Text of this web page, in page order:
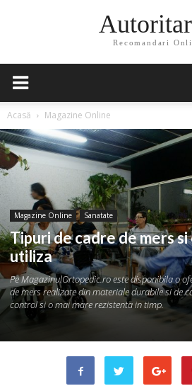
Recomandari
Acasă Magazine Online
Magazine Online Sanatate
Tipuri de cadre de mers si
utiliza
Pe MagazinulOrtopedic.ro este disponibila o
de mers realizate din materiale durabile si de
control si o mai mare rezistenta in timp.